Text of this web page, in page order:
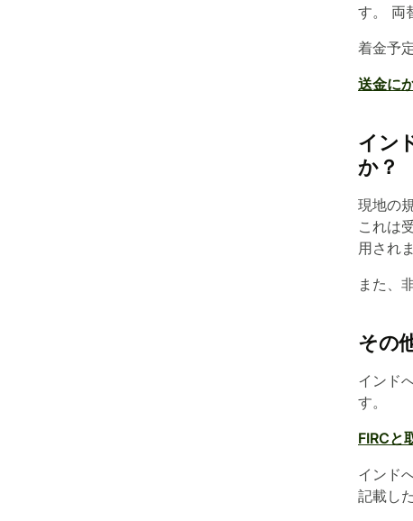
す。 両
着金予
送金に
イン
か？
現地の
これは
用され
また、
その
インド
す。
FIRCと
インド
記載し